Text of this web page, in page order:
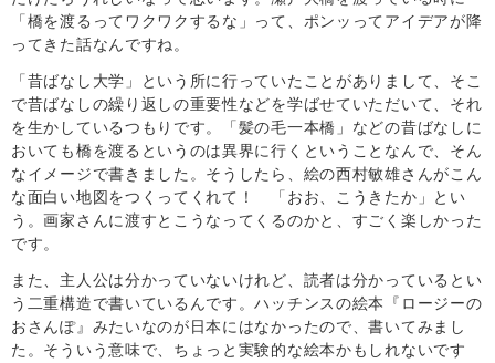
「橋を渡るってワクワクするな」って、ポンッってアイデアが降
ってきた話なんですね。
「昔ばなし大学」という所に行っていたことがありまして、そこ
で昔ばなしの繰り返しの重要性などを学ばせていただいて、それ
を生かしているつもりです。「髪の毛一本橋」などの昔ばなしに
おいても橋を渡るというのは異界に行くということなんで、そん
なイメージで書きました。そうしたら、絵の西村敏雄さんがこん
な面白い地図をつくってくれて！ 「おお、こうきたか」とい
う。画家さんに渡すとこうなってくるのかと、すごく楽しかった
です。
また、主人公は分かっていないけれど、読者は分かっているとい
う二重構造で書いているんです。ハッチンスの絵本『ロージーの
おさんぽ』みたいなのが日本にはなかったので、書いてみまし
た。そういう意味で、ちょっと実験的な絵本かもしれないです